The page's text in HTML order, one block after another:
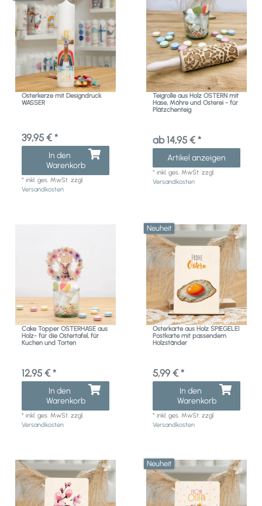
Osterkerze mit Designdruck
WASSER
39,95 € *
In den
Warenkorb
*inkl. ges. MwSt. zzgl.
Versandkosten
Teigrolle aus Holz OSTERN mit
Hase, Möhre und Osterei - für
Plätzchenteig
ab 14,95 € *
Artikel anzeigen
*inkl. ges. MwSt. zzgl.
Versandkosten
Cake Topper OSTERHASE aus
Holz- für die Ostertafel, für
Kuchen und Torten
12,95 € *
In den
Warenkorb
*inkl. ges. MwSt. zzgl.
Versandkosten
Neuheit
Osterkarte aus Holz SPIEGELEI
Postkarte mit passendem
Holzständer
5,99 € *
In den
Warenkorb
*inkl. ges. MwSt. zzgl.
Versandkosten
Neuheit